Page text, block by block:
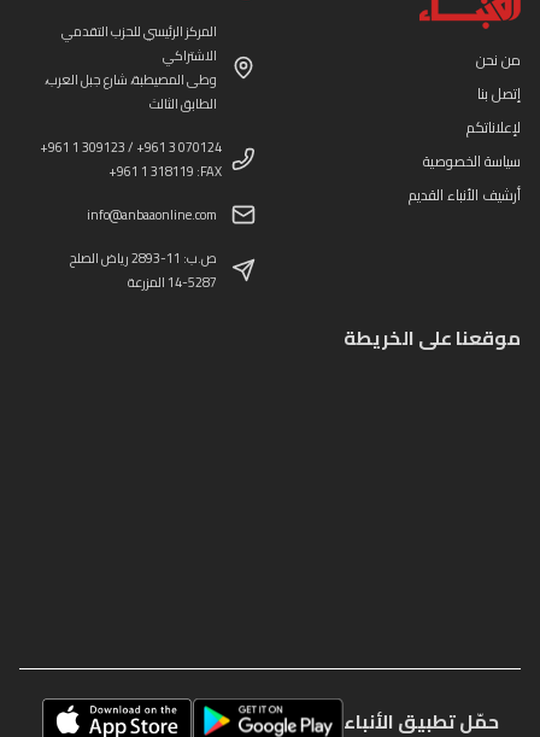
من نحن
إتصل بنا
لإعلاناتكم
سياسة الخصوصية
أرشيف الأنباء القديم
المركز الرئيسي للحزب التقدمي
الاشتراكي
وطى المصيطبة، شارع جبل العرب،
الطابق الثالث
+961 1 309123 / +961 3 070124
+961 1 318119 :FAX
info@anbaaonline.com
ص.ب: 11-2893 رياض الصلح
14-5287 المزرعة
موقعنا على الخريطة
حمّل تطبيق الأنباء